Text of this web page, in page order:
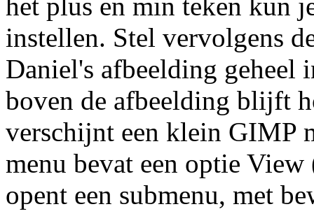
instellen. Stel vervolgens
Daniel's afbeelding geheel
boven de afbeelding blijft
verschijnt een klein GIMP
menu bevat een optie
opent een submenu, met